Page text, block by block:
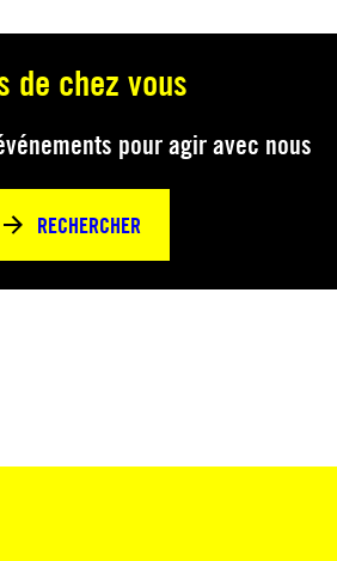
de chez vous
pour agir avec nous
RECHERCHER